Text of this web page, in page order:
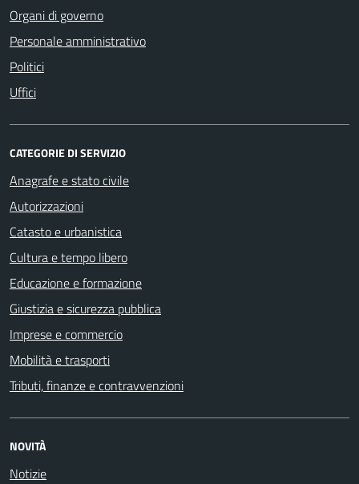
Organi di governo
Personale amministrativo
Politici
Uffici
CATEGORIE DI SERVIZIO
Anagrafe e stato civile
Autorizzazioni
Catasto e urbanistica
Cultura e tempo libero
Educazione e formazione
Giustizia e sicurezza pubblica
Imprese e commercio
Mobilità e trasporti
Tributi, finanze e contravvenzioni
NOVITÀ
Notizie